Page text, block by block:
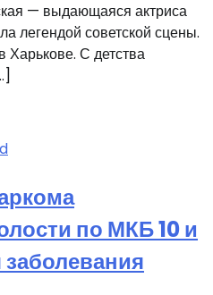
— выдающаяся актриса
легендой советской сцены.
Харькове. С детства
по МКБ 10 и
заболевания